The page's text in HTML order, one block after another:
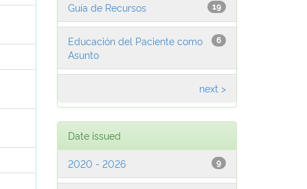
19
Guía de Recursos
6
Educación del Paciente como
Asunto
next >
Date issued
9
2020 - 2026